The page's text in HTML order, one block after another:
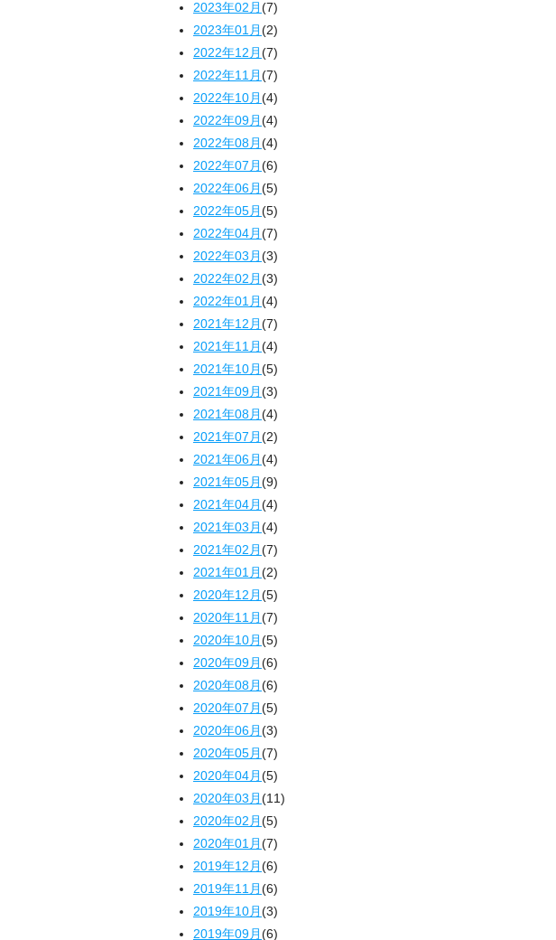
2023年02月(7)
2023年01月(2)
2022年12月(7)
2022年11月(7)
2022年10月(4)
2022年09月(4)
2022年08月(4)
2022年07月(6)
2022年06月(5)
2022年05月(5)
2022年04月(7)
2022年03月(3)
2022年02月(3)
2022年01月(4)
2021年12月(7)
2021年11月(4)
2021年10月(5)
2021年09月(3)
2021年08月(4)
2021年07月(2)
2021年06月(4)
2021年05月(9)
2021年04月(4)
2021年03月(4)
2021年02月(7)
2021年01月(2)
2020年12月(5)
2020年11月(7)
2020年10月(5)
2020年09月(6)
2020年08月(6)
2020年07月(5)
2020年06月(3)
2020年05月(7)
2020年04月(5)
2020年03月(11)
2020年02月(5)
2020年01月(7)
2019年12月(6)
2019年11月(6)
2019年10月(3)
2019年09月(6)